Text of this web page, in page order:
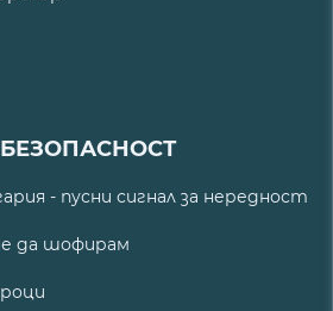
- пусни сигнал за нередност
да шофирам